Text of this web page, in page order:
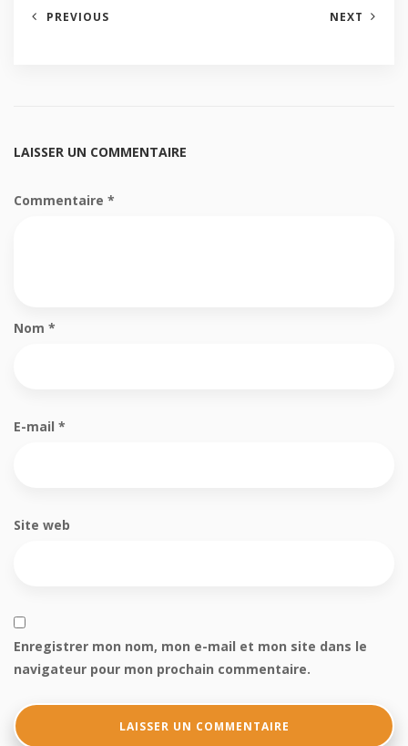
PREVIOUS NEXT
LAISSER UN COMMENTAIRE
Commentaire *
Nom *
E-mail *
Site web
Enregistrer mon nom, mon e-mail et mon site dans le
navigateur pour mon prochain commentaire.